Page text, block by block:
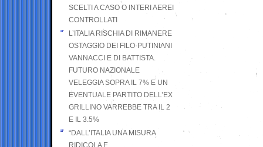
SCELTI A CASO O INTERI AEREI
CONTROLLATI
L’ITALIA RISCHIA DI RIMANERE
OSTAGGIO DEI FILO-PUTINIANI
VANNACCI E DI BATTISTA.
FUTURO NAZIONALE
VELEGGIA SOPRA IL 7% E UN
EVENTUALE PARTITO DELL’EX
GRILLINO VARREBBE TRA IL 2
E IL 3.5%
“DALL’ITALIA UNA MISURA
RIDICOLA E